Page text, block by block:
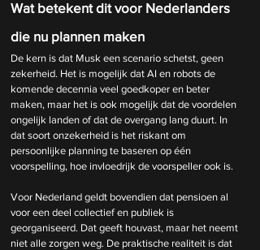
Wat betekent dit voor Nederlanders
die nu plannen maken
De kern is dat Musk een scenario schetst, geen
zekerheid. Het is mogelijk dat AI en robots de
komende decennia veel goedkoper en beter
maken, maar het is ook mogelijk dat de voordelen
ongelijk landen of dat de overgang lang duurt. In
dat soort onzekerheid is het riskant om
persoonlijke planning te baseren op één
voorspelling, hoe invloedrijk de voorspeller ook is.
Voor Nederland geldt bovendien dat pensioen al
voor een deel collectief en publiek is
georganiseerd. Dat geeft houvast, maar het neemt
niet alle zorgen weg. De praktische realiteit is dat